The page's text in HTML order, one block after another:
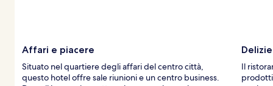
Affari e piacere
Situato nel quartiere degli affari del centro città,
questo hotel offre sale riunioni e un centro business.
Il